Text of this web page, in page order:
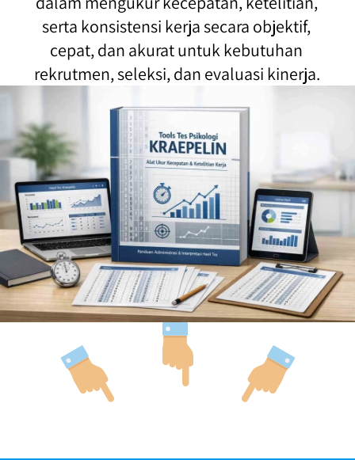
serta konsistensi kerja secara objektif,
cepat, dan akurat untuk kebutuhan